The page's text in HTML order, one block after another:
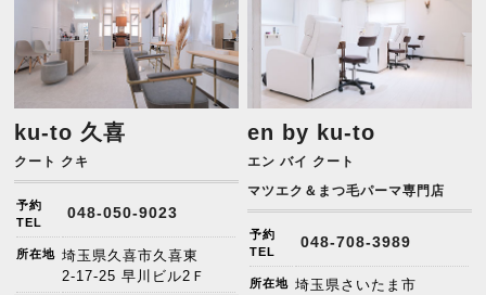
ku-to 久喜
クート クキ
予約
TEL
048-050-9023
所在地 埼玉県久喜市久喜東
2-17-25 早川ビル2Ｆ
en by ku-to
エン バイ クート
マツエク＆まつ毛パーマ専門店
予約
TEL
048-708-3989
所在地 埼玉県さいたま市